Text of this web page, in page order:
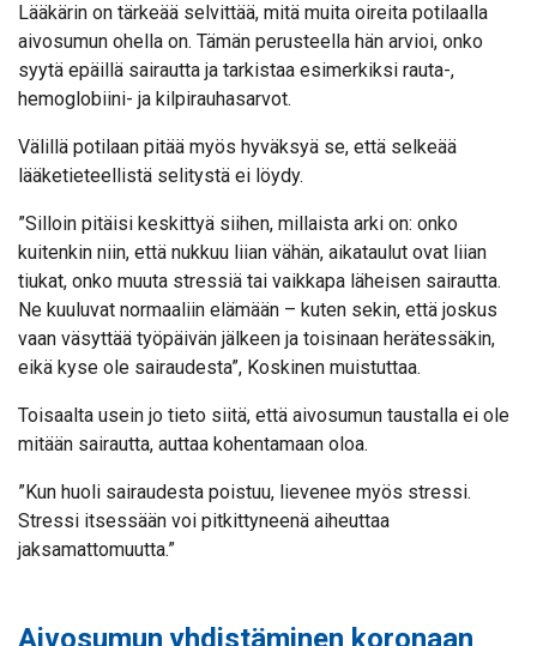
Lääkärin on tärkeää selvittää, mitä muita oireita potilaalla
aivosumun ohella on. Tämän perusteella hän arvioi, onko
syytä epäillä sairautta ja tarkistaa esimerkiksi rauta-,
hemoglobiini- ja kilpirauhasarvot.
Välillä potilaan pitää myös hyväksyä se, että selkeää
lääketieteellistä selitystä ei löydy.
”Silloin pitäisi keskittyä siihen, millaista arki on: onko
kuitenkin niin, että nukkuu liian vähän, aikataulut ovat liian
tiukat, onko muuta stressiä tai vaikkapa läheisen sairautta.
Ne kuuluvat normaaliin elämään – kuten sekin, että joskus
vaan väsyttää työpäivän jälkeen ja toisinaan herätessäkin,
eikä kyse ole sairaudesta”, Koskinen muistuttaa.
Toisaalta usein jo tieto siitä, että aivosumun taustalla ei ole
mitään sairautta, auttaa kohentamaan oloa.
”Kun huoli sairaudesta poistuu, lievenee myös stressi.
Stressi itsessään voi pitkittyneenä aiheuttaa
jaksamattomuutta.”
Aivosumun yhdistäminen koronaan